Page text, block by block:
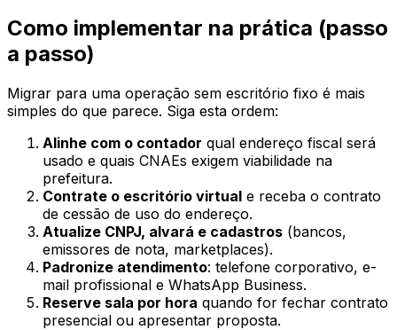
Como implementar na prática (passo
a passo)
Migrar para uma operação sem escritório fixo é mais
simples do que parece. Siga esta ordem:
Alinhe com o contador qual endereço fiscal será
usado e quais CNAEs exigem viabilidade na
prefeitura.
Contrate o escritório virtual e receba o contrato
de cessão de uso do endereço.
Atualize CNPJ, alvará e cadastros (bancos,
emissores de nota, marketplaces).
Padronize atendimento: telefone corporativo, e-
mail profissional e WhatsApp Business.
Reserve sala por hora quando for fechar contrato
presencial ou apresentar proposta.